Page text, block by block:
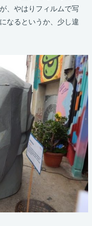
、やはりフィルムで写
なるというか、少し違